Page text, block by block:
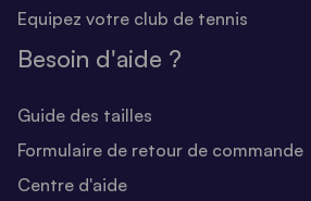
Equipez votre club de tennis
Besoin d'aide ?
Guide des tailles
Formulaire de retour de commande
Centre d'aide